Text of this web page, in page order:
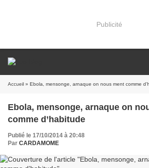
Publicité
Accueil » Ebola, mensonge, arnaque on nous ment comme
Ebola, mensonge, arnaque on
comme d’habitude
Publié le 17/10/2014 à 20:48
Par CARDAMOME